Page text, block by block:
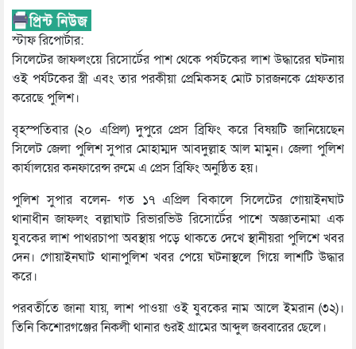
স্টাফ রিপোর্টার:
সিলেটের জাফলংয়ে রিসোর্টের পাশ থেকে পর্যটকের লাশ উদ্ধারের ঘটনায়
ওই পর্যটকের স্ত্রী এবং তার পরকীয়া প্রেমিকসহ মোট চারজনকে গ্রেফতার
করেছে পুলিশ।
বৃহস্পতিবার (২০ এপ্রিল) দুপুরে প্রেস ব্রিফিং করে বিষয়টি জানিয়েছেন
সিলেট জেলা পুলিশ সুপার মোহাম্মদ আবদুল্লাহ আল মামুন। জেলা পুলিশ
কার্যালয়ের কনফারেন্স রুমে এ প্রেস ব্রিফিং অনুষ্ঠিত হয়।
পুলিশ সুপার বলেন- গত ১৭ এপ্রিল বিকালে সিলেটের গোয়াইনঘাট
থানাধীন জাফলং বল্লাঘাট রিভারভিউ রিসোর্টের পাশে অজ্ঞাতনামা এক
যুবকের লাশ পাথরচাপা অবস্থায় পড়ে থাকতে দেখে স্থানীয়রা পুলিশে খবর
দেন। গোয়াইনঘাট থানাপুলিশ খবর পেয়ে ঘটনাস্থলে গিয়ে লাশটি উদ্ধার
করে।
পরবর্তীতে জানা যায়, লাশ পাওয়া ওই যুবকের নাম আলে ইমরান (৩২)।
তিনি কিশোরগঞ্জের নিকলী থানার গুরই গ্রামের আব্দুল জব্বারের ছেলে।